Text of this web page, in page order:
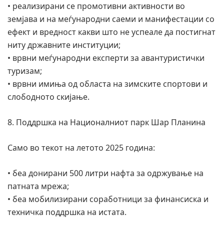
• реализирани се промотивни активности во
земјава и на меѓународни саеми и манифестации со
ефект и вредност какви што не успеале да постигнат
ниту државните институции;
• врвни меѓународни експерти за авантуристички
туризам;
• врвни имиња од областа на зимските спортови и
слободното скијање.
8. Поддршка на Националниот парк Шар Планина
Само во текот на летото 2025 година:
• беа донирани 500 литри нафта за одржување на
патната мрежа;
• беа мобилизирани соработници за финансиска и
техничка поддршка на истата.